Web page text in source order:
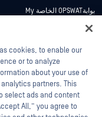
بوابةOPSWAT الخاصة My
وثائق تقنية
دورات تدريبية
برنامج الثغرات الأمنية
الشركاء
شهادات
شركاء التكنولوجيا
cookies, to enable our
or to analyze
about your use of
partners. This
select ads and content
All,” you agree to